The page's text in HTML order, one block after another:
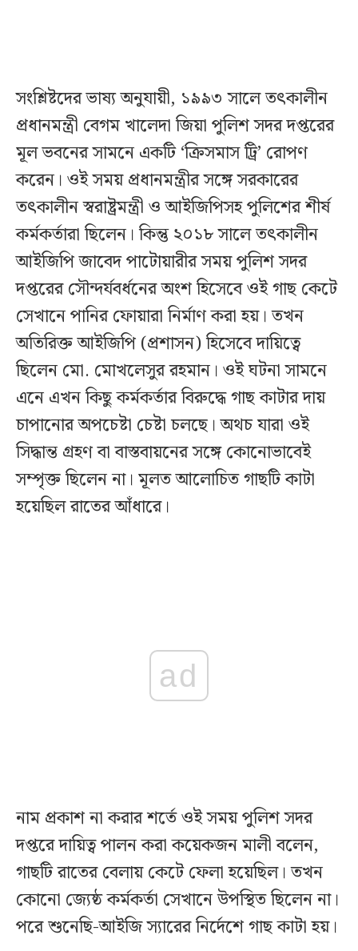
সংশ্লিষ্টদের ভাষ্য অনুযায়ী, ১৯৯৩ সালে তৎকালীন
প্রধানমন্ত্রী বেগম খালেদা জিয়া পুলিশ সদর দপ্তরের
মূল ভবনের সামনে একটি ‘ক্রিসমাস ট্রি’ রোপণ
করেন। ওই সময় প্রধানমন্ত্রীর সঙ্গে সরকারের
তৎকালীন স্বরাষ্ট্রমন্ত্রী ও আইজিপিসহ পুলিশের শীর্ষ
কর্মকর্তারা ছিলেন। কিন্তু ২০১৮ সালে তৎকালীন
আইজিপি জাবেদ পাটোয়ারীর সময় পুলিশ সদর
দপ্তরের সৌন্দর্যবর্ধনের অংশ হিসেবে ওই গাছ কেটে
সেখানে পানির ফোয়ারা নির্মাণ করা হয়। তখন
অতিরিক্ত আইজিপি (প্রশাসন) হিসেবে দায়িত্বে
ছিলেন মো. মোখলেসুর রহমান। ওই ঘটনা সামনে
এনে এখন কিছু কর্মকর্তার বিরুদ্ধে গাছ কাটার দায়
চাপানোর অপচেষ্টা চেষ্টা চলছে। অথচ যারা ওই
সিদ্ধান্ত গ্রহণ বা বাস্তবায়নের সঙ্গে কোনোভাবেই
সম্পৃক্ত ছিলেন না। মূলত আলোচিত গাছটি কাটা
হয়েছিল রাতের আঁধারে।
ad
নাম প্রকাশ না করার শর্তে ওই সময় পুলিশ সদর
দপ্তরে দায়িত্ব পালন করা কয়েকজন মালী বলেন,
গাছটি রাতের বেলায় কেটে ফেলা হয়েছিল। তখন
কোনো জ্যেষ্ঠ কর্মকর্তা সেখানে উপস্থিত ছিলেন না।
পরে শুনেছি-আইজি স্যারের নির্দেশে গাছ কাটা হয়।